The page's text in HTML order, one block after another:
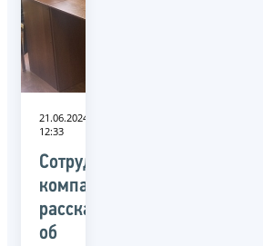
21.06.2024
12:33
Сотрудникам
компании
рассказали
об